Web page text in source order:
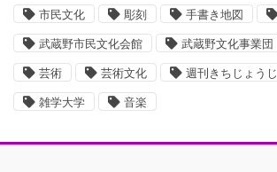
市民文化 彫刻 手書き地図
武蔵野市民文化会館 武蔵野文化事業団
芸術 芸術文化 週刊きちじょうじ
雑学大学 音楽